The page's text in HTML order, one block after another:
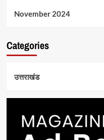
November 2024
Categories
उत्तराखंड